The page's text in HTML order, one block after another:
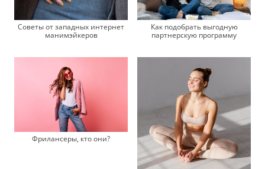
Советы от западных интернет
манимэйкеров
Как подобрать выгодную
партнерскую программу
Фрилансеры, кто они?